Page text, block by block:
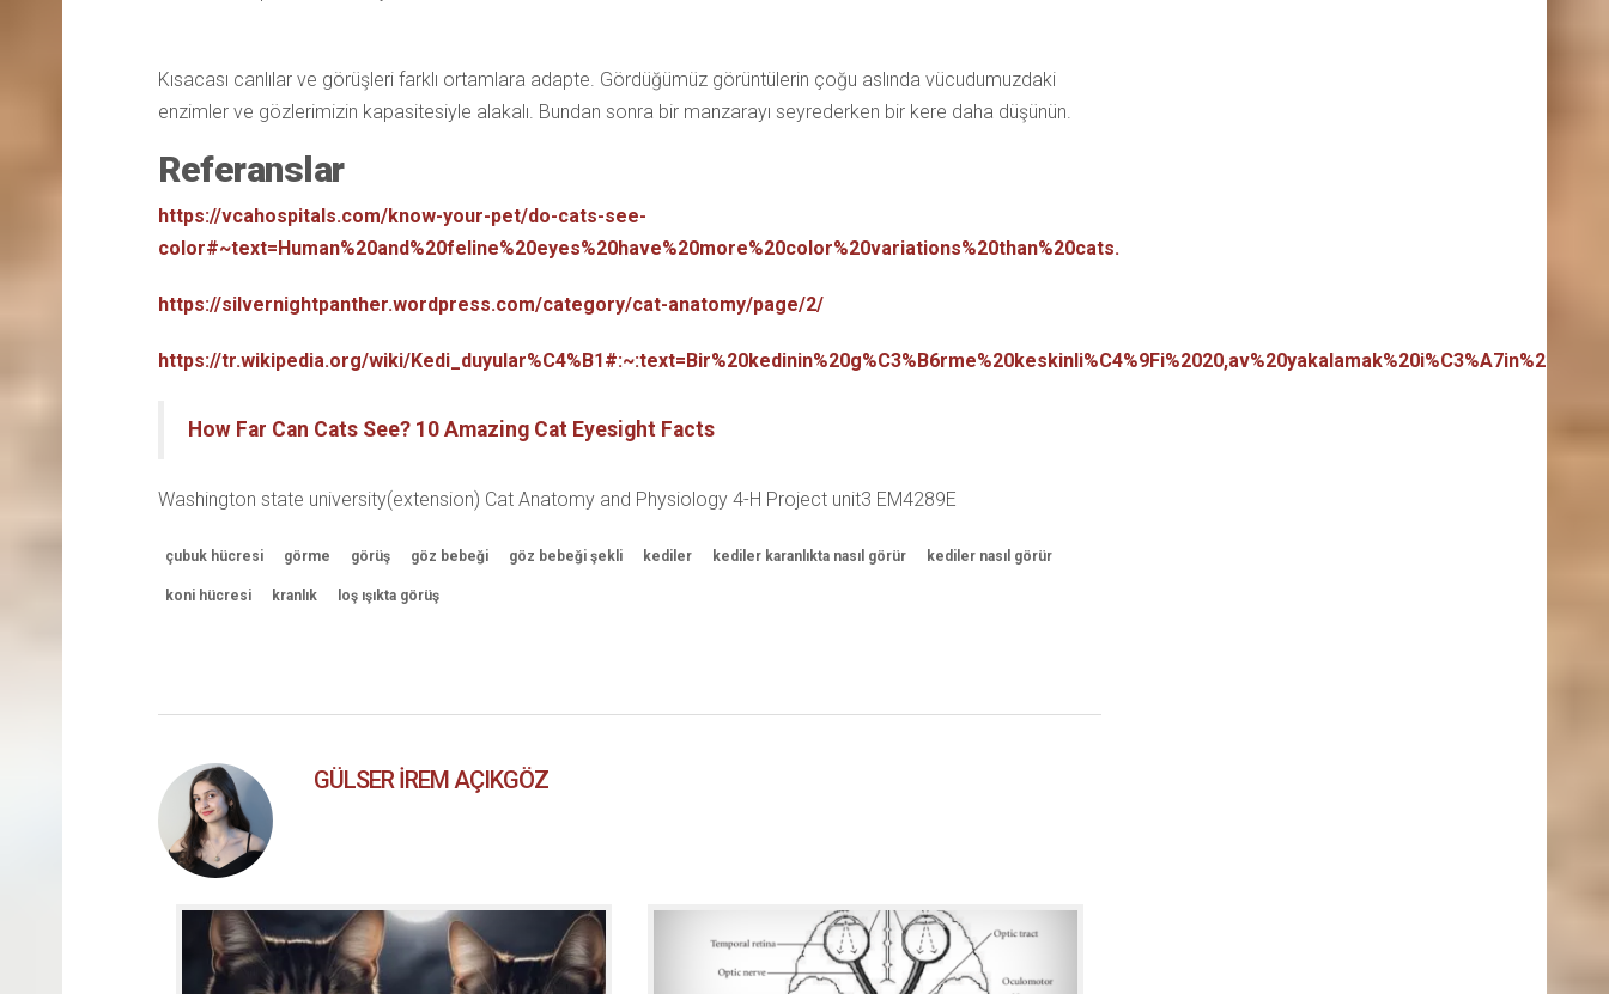
Kısacası canlılar ve görüşleri farklı ortamlara adapte. Gördüğümüz görüntülerin çoğu aslında vücudumuzdaki
enzimler ve gözlerimizin kapasitesiyle alakalı. Bundan sonra bir manzarayı seyrederken bir kere daha düşünün.
Referanslar
https://vcahospitals.com/know-your-pet/do-cats-see-
color#~text=Human%20and%20feline%20eyes%20have%20more%20color%20variations%20than%20cats.
https://silvernightpanther.wordpress.com/category/cat-anatomy/page/2/
https://tr.wikipedia.org/wiki/
How Far Can Cats See? 10 Amazing Cat Eyesight Facts
Washington state university(extension) Cat Anatomy and Physiology 4-H Project unit3 EM4289E
çubuk hücresi görme görüş göz bebeği göz bebeği şekli kediler kediler karanlıkta nasıl görür kediler nasıl görür
koni hücresi kranlık loş ışıkta görüş
GÜLSER İREM AÇIKGÖZ